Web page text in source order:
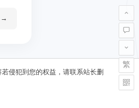
→
侵犯到您的权益，请联系站长删
繁